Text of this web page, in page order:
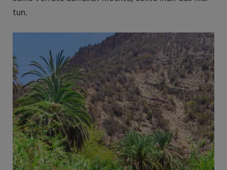
tun.